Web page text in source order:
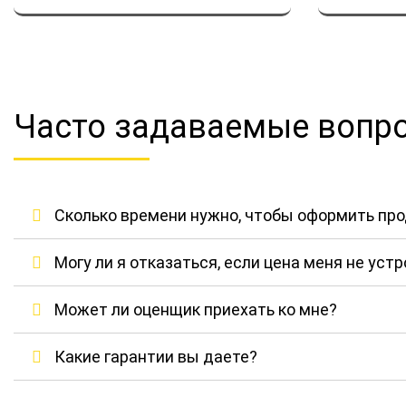
Часто задаваемые
Сколько времени нужно, чтобы оформить
Могу ли я отказаться, если цена меня не
Может ли оценщик приехать ко мне?
Какие гарантии вы даете?